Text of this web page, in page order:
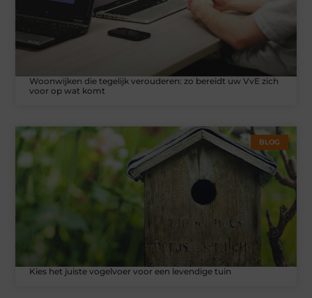
Woonwijken die tegelijk verouderen: zo bereidt uw VvE zich
voor op wat komt
BLOG
Kies het juiste vogelvoer voor een levendige tuin